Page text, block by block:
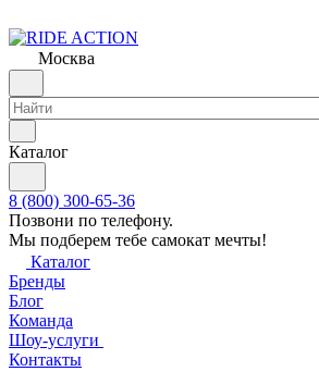
Москва
Каталог
8 (800) 300-65-36
Позвони по телефону.
Мы подберем тебе самокат мечты!
Каталог
Бренды
Блог
Команда
Шоу-услуги
Контакты